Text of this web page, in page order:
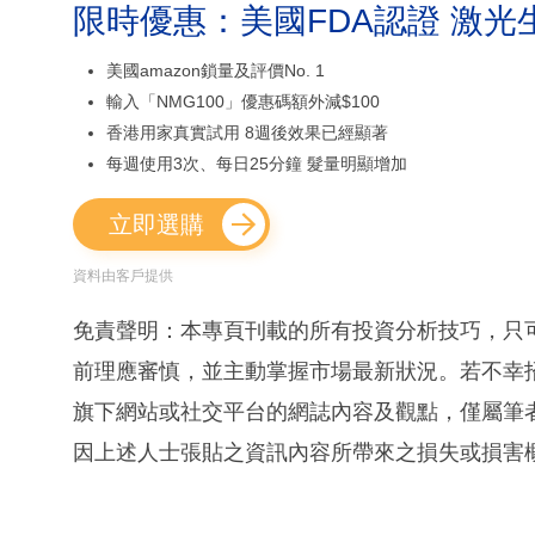
限時優惠：美國FDA認證 激光
美國amazon鎖量及評價No. 1
輸入「NMG100」優惠碼額外減$100
香港用家真實試用 8週後效果已經顯著
每週使用3次、每日25分鐘 髮量明顯增加
立即選購
資料由客戶提供
免責聲明：本專頁刊載的所有投資分析技巧，
前理應審慎，並主動掌握市場最新狀況。若不
旗下網站或社交平台的網誌內容及觀點，僅屬
因上述人士張貼之資訊內容所帶來之損失或損害